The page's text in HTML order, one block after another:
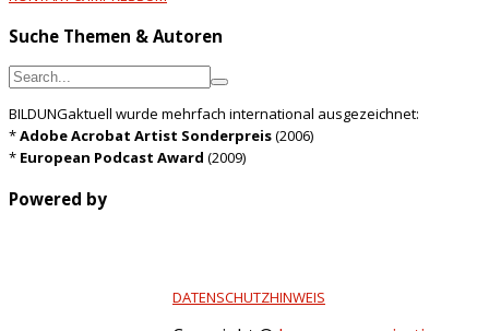
Suche Themen & Autoren
BILDUNGaktuell wurde mehrfach international ausgezeichnet:
*Adobe Acrobat Artist Sonderpreis(2006)
* European Podcast Award (2009)
Powered by
DATENSCHUTZHINWEIS